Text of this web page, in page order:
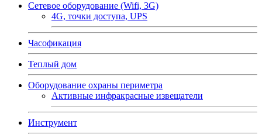
Сетевое оборудование (Wifi, 3G)
4G, точки доступа, UPS
Часофикация
Теплый дом
Оборудование охраны периметра
Активные инфракрасные извещатели
Инструмент